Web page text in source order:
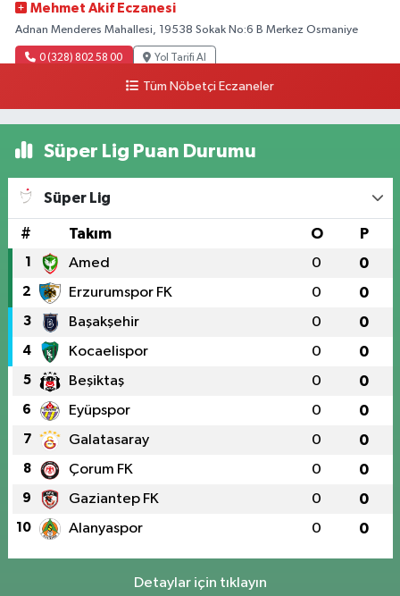
Mehmet Akif Eczanesi
Adnan Menderes Mahallesi, 19538 Sokak No:6 B Merkez Osmaniye
0 (328) 802 58 00 Yol Tarifi Al
Tüm Nöbetçi Eczaneler
Süper Lig Puan Durumu
Süper Lig
# Takım O P
1 Amed 0 0
2 Erzurumspor FK 0 0
3 Başakşehir 0 0
4 Kocaelispor 0 0
5 Beşiktaş 0 0
6 Eyüpspor 0 0
7 Galatasaray 0 0
8 Çorum FK 0 0
9 Gaziantep FK 0 0
10 Alanyaspor 0 0
Detaylar için tıklayın